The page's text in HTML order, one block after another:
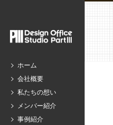
ホーム
会社概要
私たちの想い
メンバー紹介
事例紹介